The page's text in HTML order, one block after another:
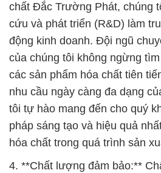
chất Đắc Trường Phát, chúng
cứu và phát triển (R&D) làm
động kinh doanh. Đội ngũ
của chúng tôi không ngừng
các sản phẩm hóa chất tiên
nhu cầu ngày càng đa dạng
tôi tự hào mang đến cho quý
pháp sáng tạo và hiệu quả
hóa chất trong quá trình sản
4. **Chất lượng đảm bảo:**